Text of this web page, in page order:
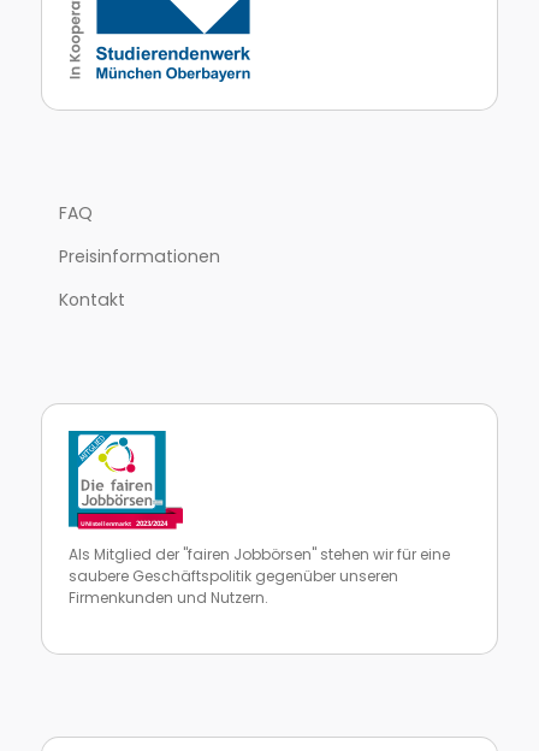
FAQ
Preisinformationen
Kontakt
Als Mitglied der "fairen Jobbörsen" stehen wir für eine
saubere Geschäftspolitik gegenüber unseren
Firmenkunden und Nutzern.